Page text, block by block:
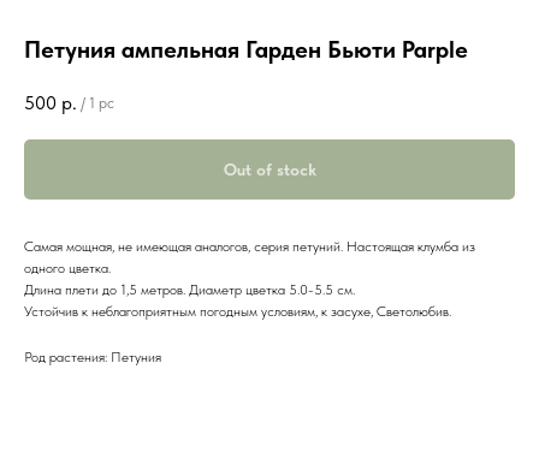
Петуния ампельная Гарден Бьюти Parple
500 р. / 1 pc
Out of stock
Самая мощная, не имеющая аналогов, серия петуний. Настоящая клумба из
одного цветка.
Длина плети до 1,5 метров. Диаметр цветка 5.0-5.5 см.
Устойчив к неблагоприятным погодным условиям, к засухе, Светолюбив.
Род растения: Петуния